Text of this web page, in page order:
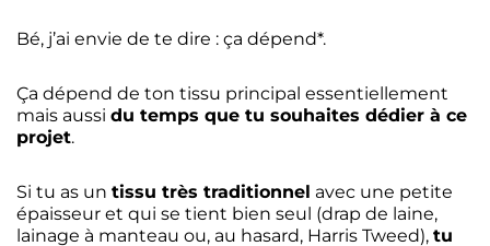
Bé, j’ai envie de te dire : ça dépend*.
Ça dépend de ton tissu principal essentiellement
mais aussi du temps que tu souhaites dédier à ce
projet.
Si tu as un tissu très traditionnel avec une petite
épaisseur et qui se tient bien seul (drap de laine,
lainage à manteau ou, au hasard, Harris Tweed), tu